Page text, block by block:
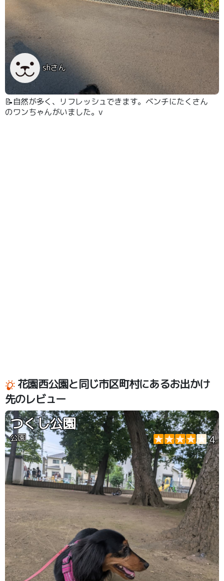
shさん
📝自然が多く、リフレッシュできます。ベンチにたくさん
のワンちゃんがいました。v
花園西公園と同じ市区町村にあるお出かけ
先のレビュー
つくし公園
公園 4